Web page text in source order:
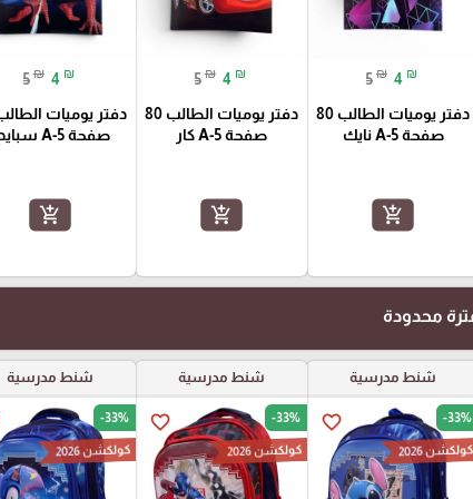
5 ₪ 4 ₪
دفتر يوميات الطالب 80
صفحة A-5 نايك
add_shopping_cart
5 ₪ 4 ₪
دفتر يوميات الطالب 80
صفحة A-5 كار
add_shopping_cart
5 ₪ 4 ₪
صفحة A-5 سبايدر
add_shopping_cart
محدودة
شنط مدرسية
favorite_border -33%
كولكشن 2026
شنط مدرسية
favorite_border -33%
كولكشن 2026
شنط مدرسية
-33%
كولكشن 2026